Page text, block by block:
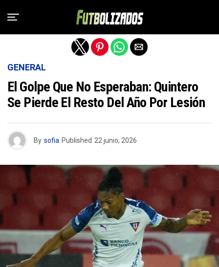
GENERAL
El Golpe Que No Esperaban: Quintero
Se Pierde El Resto Del Año Por Lesión
By sofia Published 22 junio, 2026
Salir de la versión móvil